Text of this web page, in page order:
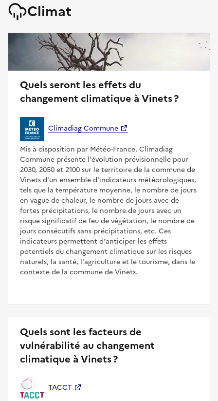
Climat
Quels seront les effets du
changement climatique à Vinets ?
Climadiag Commune
Mis à disposition par Météo-France, Climadiag
Commune présente l'évolution prévisionnelle pour
2030, 2050 et 2100 sur le territoire de la commune de
Vinets d'un ensemble d'indicateurs météorologiques,
tels que la température moyenne, le nombre de jours
en vague de chaleur, le nombre de jours avec de
fortes précipitations, le nombre de jours avec un
risque significatif de feu de végétation, le nombre de
jours consécutifs sans précipitations, etc. Ces
indicateurs permettent d'anticiper les effets
potentiels du changement climatique sur les risques
naturels, la santé, l'agriculture et le tourisme, dans le
contexte de la commune de Vinets.
Quels sont les facteurs de
vulnérabilité au changement
climatique à Vinets ?
TACCT